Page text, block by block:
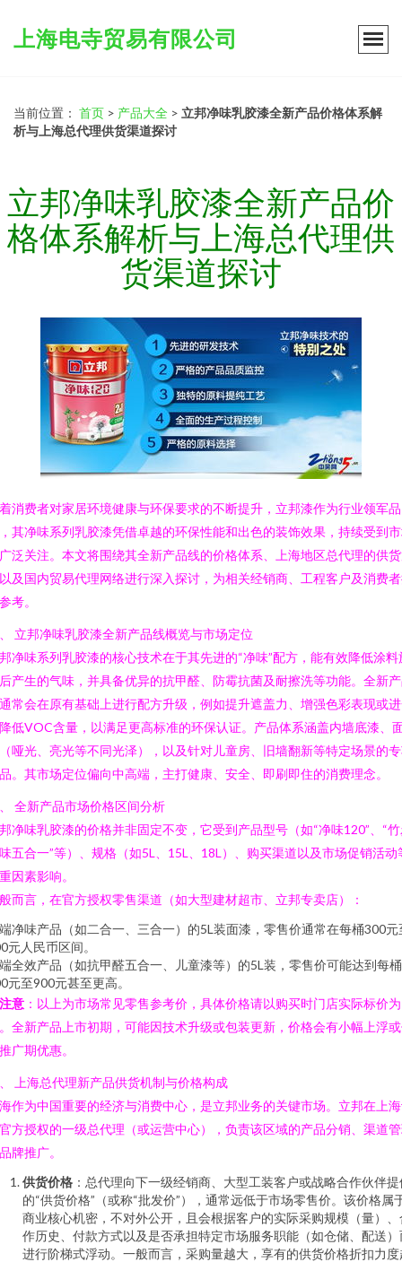
上海电寺贸易有限公司
当前位置： 首页 > 产品大全 > 立邦净味乳胶漆全新产品价格体系解
析与上海总代理供货渠道探讨
立邦净味乳胶漆全新产品价
格体系解析与上海总代理供
货渠道探讨
消费者对家居环境健康与环保要求的不断提升，立邦漆作为行业领军品
其净味系列乳胶漆凭借卓越的环保性能和出色的装饰效果，持续受到
泛关注。本文将围绕其全新产品线的价格体系、上海地区总代理的供
及国内贸易代理网络进行深入探讨，为相关经销商、工程客户及消费
考。
立邦净味乳胶漆全新产品线概览与市场定位
净味系列乳胶漆的核心技术在于其先进的“净味”配方，能有效降低涂料
产生的气味，并具备优异的抗甲醛、防霉抗菌及耐擦洗等功能。全新
常会在原有基础上进行配方升级，例如提升遮盖力、增强色彩表现或
低VOC含量，以满足更高标准的环保认证。产品体系涵盖内墙底漆、
哑光、亮光等不同光泽），以及针对儿童房、旧墙翻新等特定场景的
。其市场定位偏向中高端，主打健康、安全、即刷即住的消费理念。
全新产品市场价格区间分析
净味乳胶漆的价格并非固定不变，它受到产品型号（如“净味120”、“
五合一”等）、规格（如5L、15L、18L）、购买渠道以及市场促销活动
因素影响。
而言，在官方授权零售渠道（如大型建材超市、立邦专卖店）：
净味产品（如二合一、三合一）的5L装面漆，零售价通常在每桶300元
元人民币区间。
全效产品（如抗甲醛五合一、儿童漆等）的5L装，零售价可能达到每桶
元至900元甚至更高。
意 ：以上为市场常见零售参考价，具体价格请以购买时门店实际标价为
全新产品上市初期，可能因技术升级或包装更新，价格会有小幅上浮
广期优惠。
上海总代理新产品供货机制与价格构成
作为中国重要的经济与消费中心，是立邦业务的关键市场。立邦在上
方授权的一级总代理（或运营中心），负责该区域的产品分销、渠道
牌推广。
供货价格 ：总代理向下一级经销商、大型工装客户或战略合作伙伴提
的“供货价格”（或称“批发价”），通常远低于市场零售价。该价格属
商业核心机密，不对外公开，且会根据客户的实际采购规模（量）、
作历史、付款方式以及是否承担特定市场服务职能（如仓储、配送）
进行阶梯式浮动。一般而言，采购量越大，享有的供货价格折扣力度